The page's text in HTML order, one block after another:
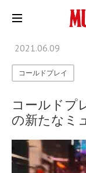
2021.06.09
コールドプレイ
コールドプ
の新たなミ